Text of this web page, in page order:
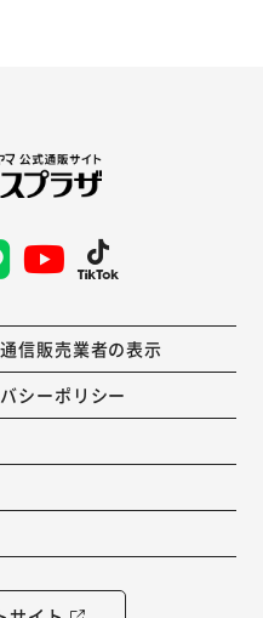
信販売業者の表示
シーポリシー